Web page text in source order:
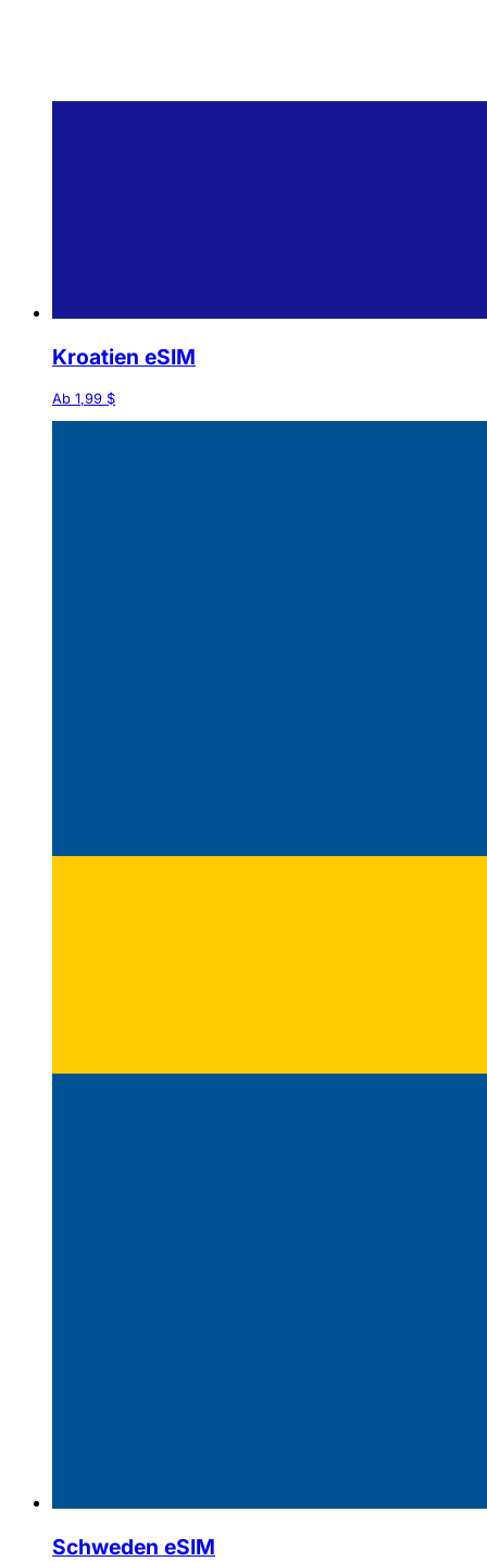
Kroatien eSIM
Ab 1,99 $
Schweden eSIM